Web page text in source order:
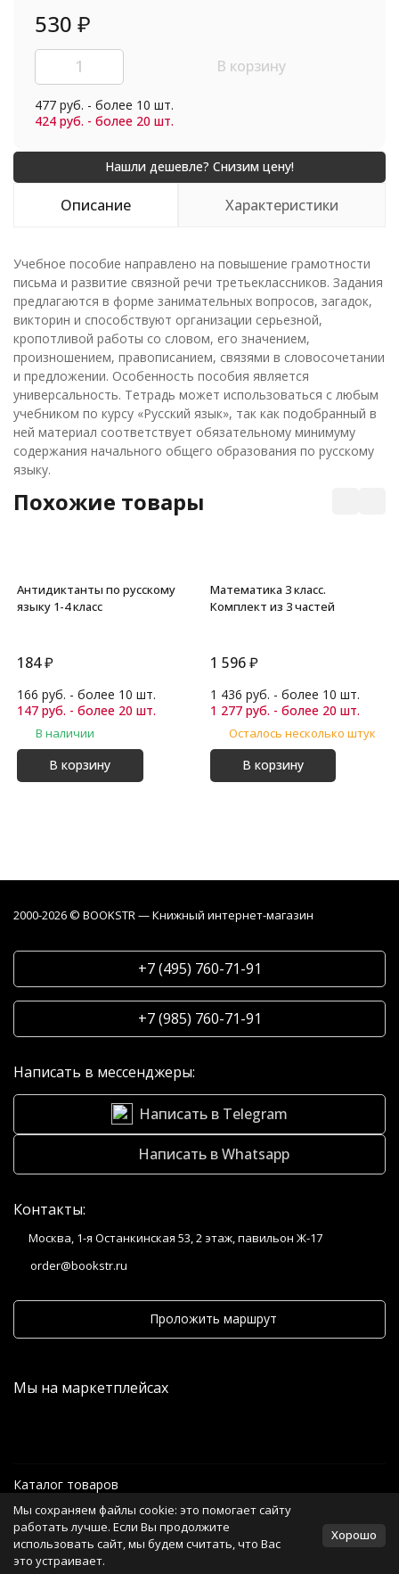
530 ₽
В корзину
477 руб. - более 10 шт.
424 руб. - более 20 шт.
Описание Характеристики
Учебное пособие направлено на повышение грамотности
письма и развитие связной речи третьеклассников. Задания
предлагаются в форме занимательных вопросов, загадок,
викторин и способствуют организации серьезной,
кропотливой работы со словом, его значением,
произношением, правописанием, связями в словосочетании
и предложении. Особенность пособия является
универсальность. Тетрадь может использоваться с любым
учебником по курсу «Русский язык», так как подобранный в
ней материал соответствует обязательному минимуму
содержания начального общего образования по русскому
языку.
Похожие товары
Антидиктанты по русскому
языку 1-4 класс
184₽
166 руб. - более 10 шт.
147 руб. - более 20 шт.
В наличии
В корзину
Математика 3 класс.
Комплект из 3 частей
1 596 ₽
1 436 руб. - более 10 шт.
1 277 руб. - более 20 шт.
Осталось несколько штук
В корзину
2000-2026 © BOOKSTR — Книжный интернет-магазин
+7 (495) 760-71-91
+7 (985) 760-71-91
Написать в мессенджеры:
Написать в Telegram
Написать в Whatsapp
Контакты:
Москва, 1-я Останкинская 53, 2 этаж, павильон Ж-17
order@bookstr.ru
Проложить маршрут
Мы на маркетплейсах
Каталог товаров
Информация
Мы сохраняем файлы cookie: это помогает сайту
работать лучше. Если Вы продолжите
использовать сайт, мы будем считать, что Вас
это устраивает.
Хорошо